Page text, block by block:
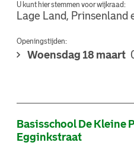
U kunt hier stemmen voor wijkraad:
Lage Land, Prinsenland
Openingstijden:
Woensdag 18 maart
Basisschool De Kleine
Egginkstraat